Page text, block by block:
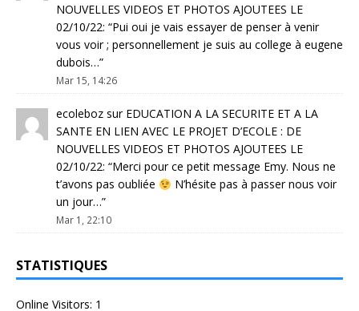
NOUVELLES VIDEOS ET PHOTOS AJOUTEES LE
02/10/22: “Pui oui je vais essayer de penser à venir
vous voir ; personnellement je suis au college à eugene
dubois…”
Mar 15, 14:26
ecoleboz sur EDUCATION A LA SECURITE ET A LA
SANTE EN LIEN AVEC LE PROJET D’ECOLE : DE
NOUVELLES VIDEOS ET PHOTOS AJOUTEES LE
02/10/22: “Merci pour ce petit message Emy. Nous ne
t’avons pas oubliée
N’hésite pas à passer nous voir
un jour…”
Mar 1, 22:10
STATISTIQUES
Online Visitors: 1